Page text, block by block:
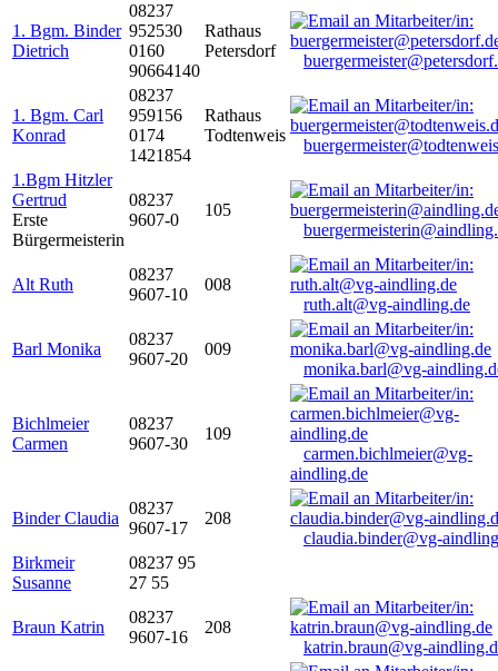
1. Bgm. Binder
Dietrich
08237
952530
0160
90664140
Rathaus
Petersdorf
1. Bgm. Carl
Konrad
08237
959156
0174
1421854
Rathaus
Todtenweis
1.Bgm Hitzler
Gertrud
Erste
Bürgermeisterin
08237
9607-0
105
Alt Ruth
08237
9607-10
008
ruth.alt@vg-aindling.de
Barl Monika
08237
9607-20
009
monika.barl@vg-
Bichlmeier
Carmen
08237
9607-30
109
carmen.bichlmeier@vg-
aindling.de
Binder Claudia
08237
9607-17
208
claudia.binder@vg-
Birkmeir
Susanne
08237 95
27 55
Braun Katrin
08237
9607-16
208
katrin.braun@vg-